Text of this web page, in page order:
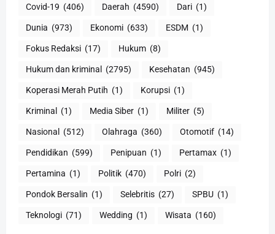
Covid-19 (406) Daerah (4590) Dari (1)
Dunia (973) Ekonomi (633) ESDM (1)
Fokus Redaksi (17) Hukum (8)
Hukum dan kriminal (2795) Kesehatan (945)
Koperasi Merah Putih (1) Korupsi (1)
Kriminal (1) Media Siber (1) Militer (5)
Nasional (512) Olahraga (360) Otomotif (14)
Pendidikan (599) Penipuan (1) Pertamax (1)
Pertamina (1) Politik (470) Polri (2)
Pondok Bersalin (1) Selebritis (27) SPBU (1)
Teknologi (71) Wedding (1) Wisata (160)